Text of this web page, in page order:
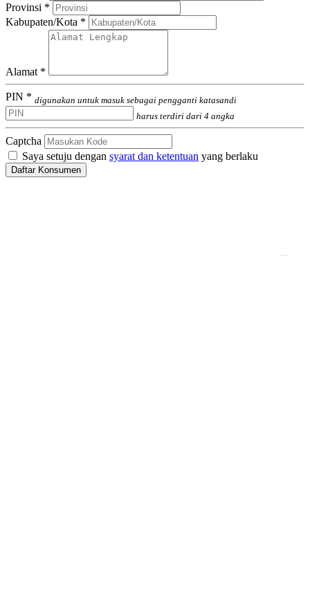
Provinsi *
Kabupaten/Kota *
Alamat *
PIN * digunakan untuk masuk sebagai pengganti katasandi
harus terdiri dari 4 angka
Captcha
Saya setuju dengan syarat dan ketentuan yang berlaku
Daftar Konsumen